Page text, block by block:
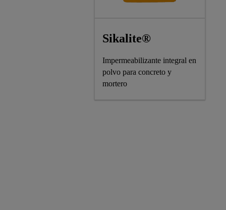
Sikalite®
Impermeabilizante integral en
polvo para concreto y
mortero